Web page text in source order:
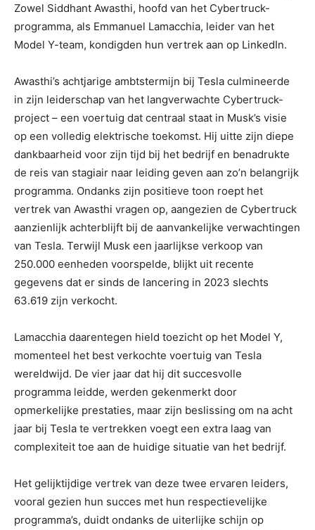
Zowel Siddhant Awasthi, hoofd van het Cybertruck-
programma, als Emmanuel Lamacchia, leider van het
Model Y-team, kondigden hun vertrek aan op LinkedIn.
Awasthi’s achtjarige ambtstermijn bij Tesla culmineerde
in zijn leiderschap van het langverwachte Cybertruck-
project – een voertuig dat centraal staat in Musk’s visie
op een volledig elektrische toekomst. Hij uitte zijn diepe
dankbaarheid voor zijn tijd bij het bedrijf en benadrukte
de reis van stagiair naar leiding geven aan zo’n belangrijk
programma. Ondanks zijn positieve toon roept het
vertrek van Awasthi vragen op, aangezien de Cybertruck
aanzienlijk achterblijft bij de aanvankelijke verwachtingen
van Tesla. Terwijl Musk een jaarlijkse verkoop van
250.000 eenheden voorspelde, blijkt uit recente
gegevens dat er sinds de lancering in 2023 slechts
63.619 zijn verkocht.
Lamacchia daarentegen hield toezicht op het Model Y,
momenteel het best verkochte voertuig van Tesla
wereldwijd. De vier jaar dat hij dit succesvolle
programma leidde, werden gekenmerkt door
opmerkelijke prestaties, maar zijn beslissing om na acht
jaar bij Tesla te vertrekken voegt een extra laag van
complexiteit toe aan de huidige situatie van het bedrijf.
Het gelijktijdige vertrek van deze twee ervaren leiders,
vooral gezien hun succes met hun respectievelijke
programma’s, duidt ondanks de uiterlijke schijn op